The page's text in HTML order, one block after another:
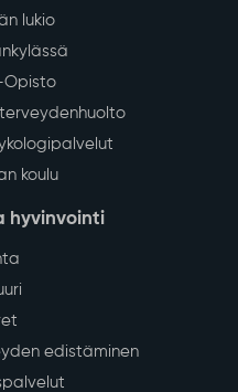
lukio
Opisto
koulu
hyvinvointi
edistäminen